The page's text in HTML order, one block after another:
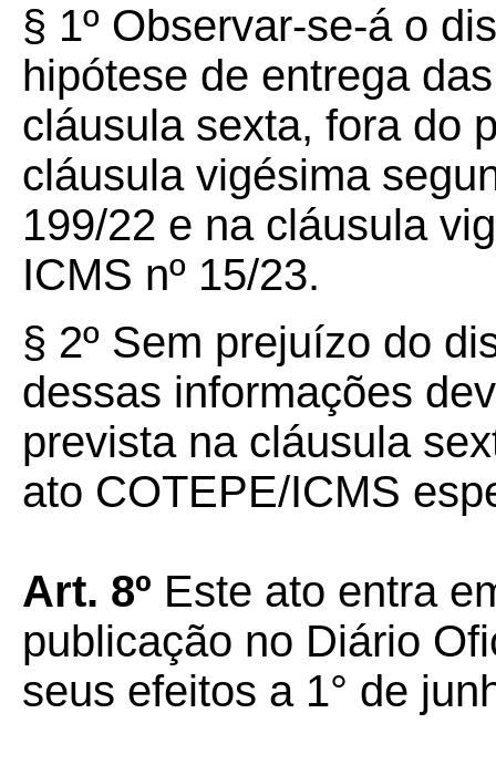
§ 1º Observar-se-á o
hipótese de entrega
cláusula sexta, fora do
cláusula vigésima
199/22 e na cláusula
ICMS nº 15/23.
§ 2º Sem prejuízo do
dessas informações
prevista na cláusula
ato COTEPE/ICMS
Art. 8º Este ato entra
publicação no Diário
seus efeitos a 1° de